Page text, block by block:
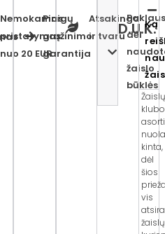
Nemokamas
pristatymas
nuo 20 EUR
Pinigų
grąžinimo
garantija
Atsakinga
ir tvarudėl
žaislo
būklės
D.U.K.
Ką
Žaislų
klubo
kinta,
dėl
šios
vis